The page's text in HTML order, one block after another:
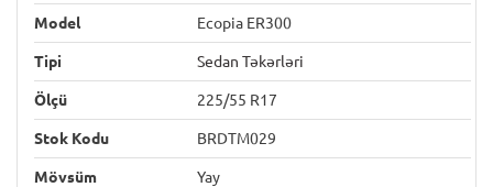
Model Ecopia ER300
Tipi Sedan Təkərləri
Ölçü 225/55 R17
Stok Kodu BRDTM029
Mövsüm Yay